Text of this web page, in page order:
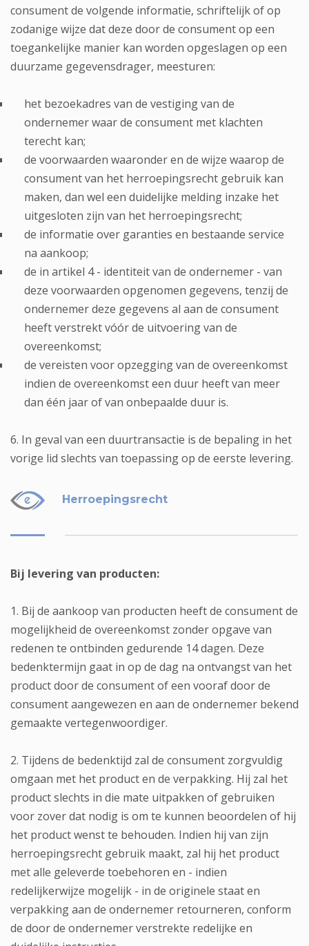
consument de volgende informatie, schriftelijk of op
zodanige wijze dat deze door de consument op een
toegankelijke manier kan worden opgeslagen op een
duurzame gegevensdrager, meesturen:
het bezoekadres van de vestiging van de
ondernemer waar de consument met klachten
terecht kan;
de voorwaarden waaronder en de wijze waarop de
consument van het herroepingsrecht gebruik kan
maken, dan wel een duidelijke melding inzake het
uitgesloten zijn van het herroepingsrecht;
de informatie over garanties en bestaande service
na aankoop;
de in artikel 4 - identiteit van de ondernemer - van
deze voorwaarden opgenomen gegevens, tenzij de
ondernemer deze gegevens al aan de consument
heeft verstrekt vóór de uitvoering van de
overeenkomst;
de vereisten voor opzegging van de overeenkomst
indien de overeenkomst een duur heeft van meer
dan één jaar of van onbepaalde duur is.
6. In geval van een duurtransactie is de bepaling in het
vorige lid slechts van toepassing op de eerste levering.
Herroepingsrecht
Bij levering van producten:
1. Bij de aankoop van producten heeft de consument de
mogelijkheid de overeenkomst zonder opgave van
redenen te ontbinden gedurende 14 dagen. Deze
bedenktermijn gaat in op de dag na ontvangst van het
product door de consument of een vooraf door de
consument aangewezen en aan de ondernemer bekend
gemaakte vertegenwoordiger.
2. Tijdens de bedenktijd zal de consument zorgvuldig
omgaan met het product en de verpakking. Hij zal het
product slechts in die mate uitpakken of gebruiken
voor zover dat nodig is om te kunnen beoordelen of hij
het product wenst te behouden. Indien hij van zijn
herroepingsrecht gebruik maakt, zal hij het product
met alle geleverde toebehoren en - indien
redelijkerwijze mogelijk - in de originele staat en
verpakking aan de ondernemer retourneren, conform
de door de ondernemer verstrekte redelijke en